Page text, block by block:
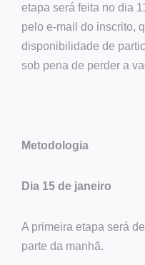
etapa será feita no dia
pelo e-mail do inscrito,
disponibilidade de
sob pena de perder a
Metodologia
Dia 15 de janeiro
A primeira etapa será
parte da manhã.